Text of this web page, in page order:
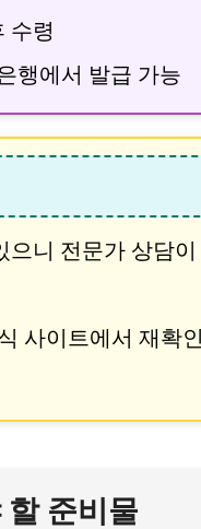
수령
행에서 발급 가능
니 전문가 상담이
사이트에서 재확
준비물